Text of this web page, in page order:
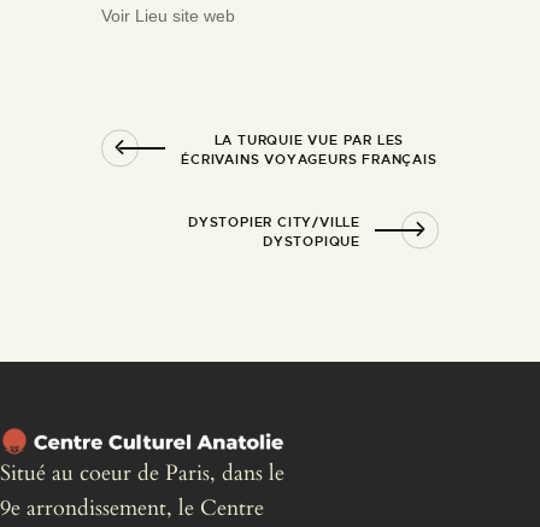
Voir Lieu site web
LA TURQUIE VUE PAR LES
ÉCRIVAINS VOYAGEURS FRANÇAIS
DYSTOPIER CITY/VILLE
DYSTOPIQUE
Situé au coeur de Paris, dans le
9e arrondissement, le Centre